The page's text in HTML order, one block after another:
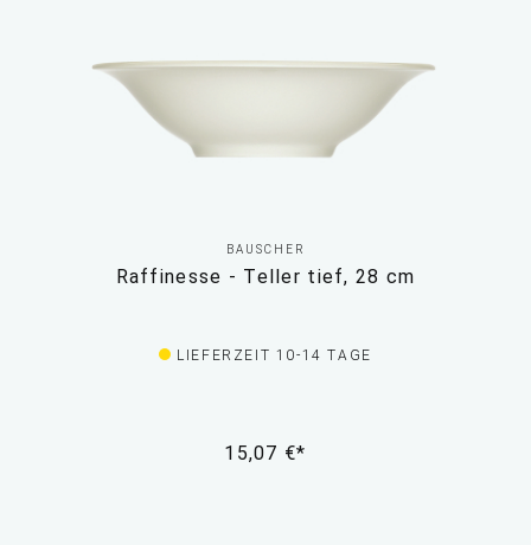
BAUSCHER
Raffinesse - Teller tief, 28 cm
LIEFERZEIT 10-14 TAGE
15,07 €*